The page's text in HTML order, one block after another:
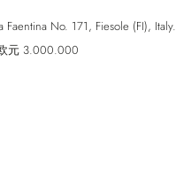
No. 171, Fiesole (FI), Italy.
元 3.000.000